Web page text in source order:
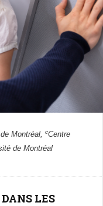
Montréal, cCentre
de Montréal
LES